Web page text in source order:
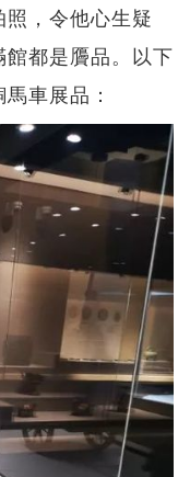
，令他心生疑
都是贗品。以下
車展品：